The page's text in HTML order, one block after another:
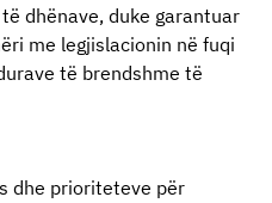
dhënave, duke garantuar
me legjislacionin në fuqi
të brendshme të
dhe prioriteteve për